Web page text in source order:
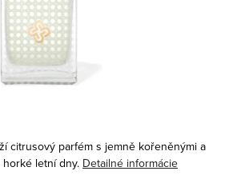
citrusový parfém s jemně kořeněnými a
letní dny. Detailné informácie